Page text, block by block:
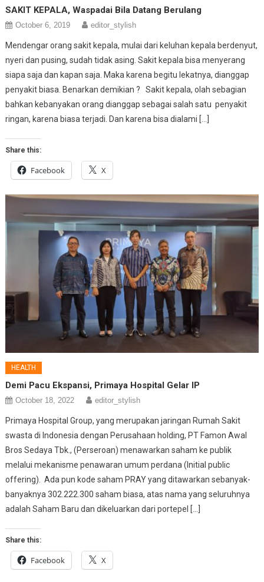
SAKIT KEPALA, Waspadai Bila Datang Berulang
October 6, 2019 editor_stylish
Mendengar orang sakit kepala, mulai dari keluhan kepala berdenyut,
nyeri dan pusing, sudah tidak asing. Sakit kepala bisa menyerang
siapa saja dan kapan saja. Maka karena begitu lekatnya, dianggap
penyakit biasa. Benarkan demikian ? Sakit kepala, olah sebagian
bahkan kebanyakan orang dianggap sebagai salah satu penyakit
ringan, karena biasa terjadi. Dan karena bisa dialami […]
Share this:
Facebook X
HEALTH
Demi Pacu Ekspansi, Primaya Hospital Gelar IP
October 18, 2022 editor_stylish
Primaya Hospital Group, yang merupakan jaringan Rumah Sakit
swasta di Indonesia dengan Perusahaan holding, PT Famon Awal
Bros Sedaya Tbk., (Perseroan) menawarkan saham ke publik
melalui mekanisme penawaran umum perdana (Initial public
offering). Ada pun kode saham PRAY yang ditawarkan sebanyak-
banyaknya 302.222.300 saham biasa, atas nama yang seluruhnya
adalah Saham Baru dan dikeluarkan dari portepel […]
Share this:
Facebook X